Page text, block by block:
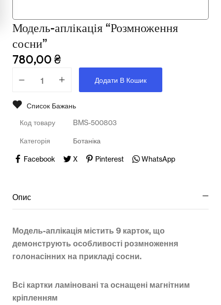
Освіта
Хімія
Модель-аплікація “Розмноження
сосни”
780,00 ₴
Додати В Кошик
Список Бажань
Код товару BMS-500803
Категорія Ботаніка
Facebook X Pinterest WhatsApp
Опис
Модель-аплікація містить 9 карток, що
демонструють особливості розмноження
голонасінних на прикладі сосни.
Всі картки ламіновані та оснащені магнітним
кріпленням